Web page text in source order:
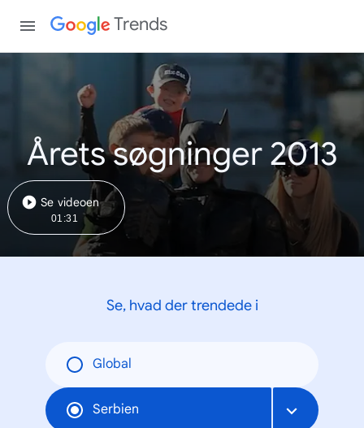
Trends
Årets søgninger 2013
Se videoen
01:31
Se, hvad der trendede i
Global
Serbien